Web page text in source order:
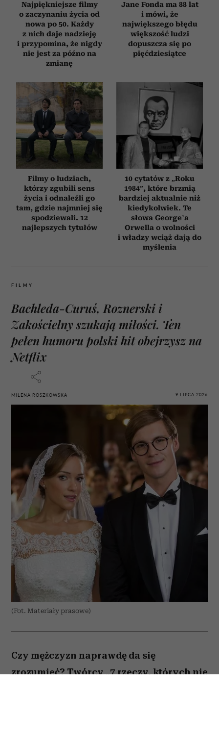
Najpiękniejsze filmy
o zaczynaniu życia od
nowa po 50. Każdy
z nich daje nadzieję
i przypomina, że nigdy
nie jest za późno na
zmianę
Jane Fonda ma 88 lat
i mówi, że
największego błędu
większość ludzi
dopuszcza się po
pięćdziesiątce
Filmy o ludziach,
którzy zgubili sens
życia i odnaleźli go
tam, gdzie najmniej się
spodziewali. 12
najlepszych tytułów
10 cytatów z „Roku
1984”, które brzmią
bardziej aktualnie niż
kiedykolwiek. Te
słowa George’a
Orwella o wolności
i władzy wciąż dają do
myślenia
FILMY
Bachleda-Curuś, Roznerski i
Zakościelny szukają miłości. Ten
pełen humoru polski hit obejrzysz na
Netflix
MILENA ROSZKOWSKA 9 LIPCA 2026
(Fot. Materiały prasowe)
Czy mężczyzn naprawdę da się
zrozumieć? Twórcy „7 rzeczy, których nie